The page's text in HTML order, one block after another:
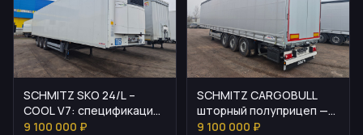
SCHMITZ SKO 24/L –
COOL V7: спецификация
и стоимость
9 100 000 ₽
SCHMITZ CARGOBULL
шторный полуприцеп —
описание и цена
9 100 000 ₽